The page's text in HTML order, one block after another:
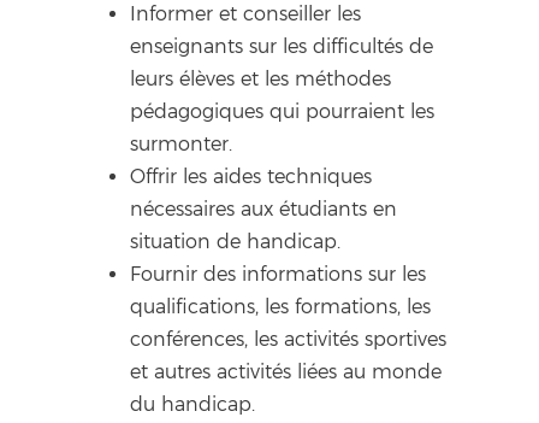
Informer et conseiller les
enseignants sur les difficultés de
leurs élèves et les méthodes
pédagogiques qui pourraient les
surmonter.
Offrir les aides techniques
nécessaires aux étudiants en
situation de handicap.
Fournir des informations sur les
qualifications, les formations, les
conférences, les activités sportives
et autres activités liées au monde
du handicap.